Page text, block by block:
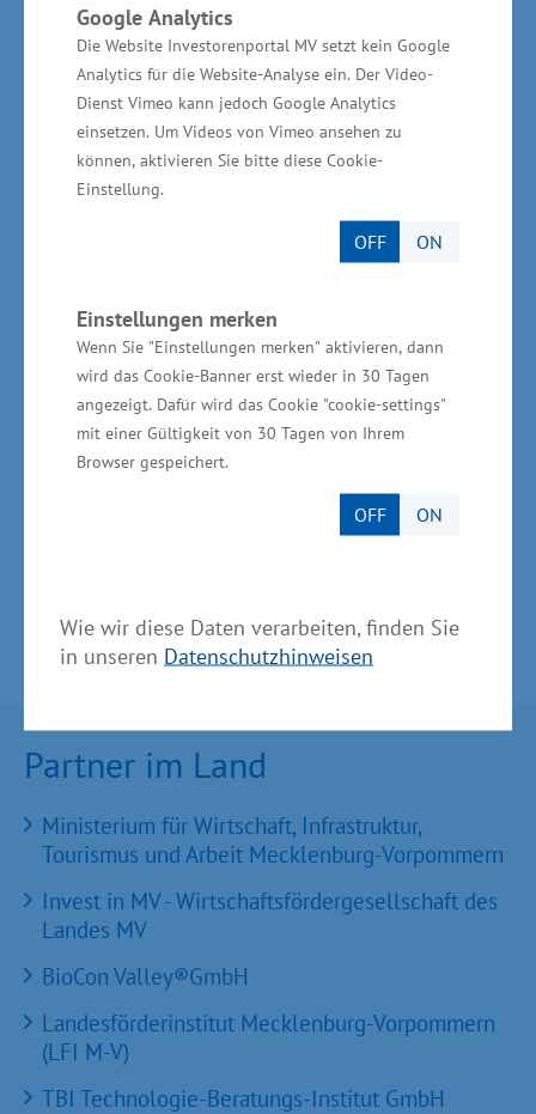
Google Analytics
Die Website Investorenportal MV setzt kein Google
Analytics für die Website-Analyse ein. Der Video-
Dienst Vimeo kann jedoch Google Analytics
einsetzen. Um Videos von Vimeo ansehen zu
können, aktivieren Sie bitte diese Cookie-
Einstellung.
OFF ON
Einstellungen merken
Wenn Sie "Einstellungen merken" aktivieren, dann
wird das Cookie-Banner erst wieder in 30 Tagen
angezeigt. Dafür wird das Cookie "cookie-settings"
mit einer Gültigkeit von 30 Tagen von Ihrem
Browser gespeichert.
OFF ON
Wie wir diese Daten verarbeiten, finden Sie
in unseren Datenschutzhinweisen
Führungskraft im Autohaus oder in einer
Meisterwerkstatt. Auch in vermeintlich stark
nachgefragten Ausbildungsberufen werden
heute Fachkräfte gesucht“, machte Glawe
aufmerksam. Nach Angaben der Agentur für
Arbeit sind 141 KfZ-Mechatroniker-
Ausbildungsstellen unbesetzt. Die Messe
AutoTrend greift das wichtige Thema
Ausbildung auf und informiert umfassend über
Angebote und Weiterbildungsmöglichkeiten.
Die 23. Automobilausstellung „Messe AutoTrend
2016“ findet noch bis zum 10. April in der
HanseMesse Rostock täglich von 10 bis 18 Uhr
Partner im Land
Ministerium für Wirtschaft, Infrastruktur,
Tourismus und Arbeit Mecklenburg-Vorpommern
Invest in MV - Wirtschaftsfördergesellschaft des
Landes MV
BioCon Valley®GmbH
Landesförderinstitut Mecklenburg-Vorpommern
(LFI M-V)
TBI Technologie-Beratungs-Institut GmbH